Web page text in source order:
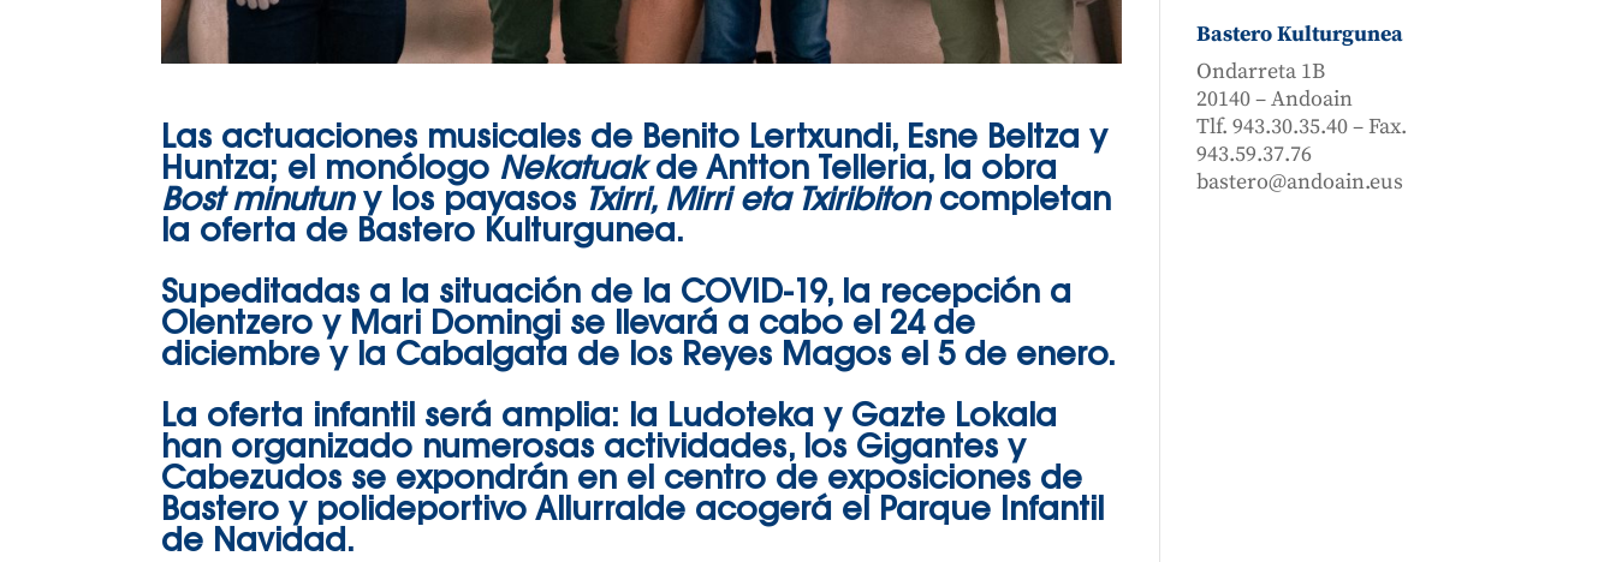
Las actuaciones musicales de Benito Lertxundi, Esne Beltza y
Huntza; el monólogo Nekatuakde Antton Telleria, la obra
Bost minutuny los payasos Txirri, Mirri eta Txiribitoncompletan
la oferta de Bastero Kulturgunea.
Supeditadas a la situación de la COVID-19, la recepción a
Olentzero y Mari Domingi se llevará a cabo el 24 de
diciembre y la Cabalgata de los Reyes Magos el 5 de enero.
La oferta infantil será amplia: la Ludoteka y Gazte Lokala
han organizado numerosas actividades, los Gigantes y
Cabezudos se expondrán en el centro de exposiciones de
Bastero y polideportivo Allurralde acogerá el Parque Infantil
de Navidad.
Bastero Kulturgunea
Ondarreta 1B
20140 – Andoain
Tlf. 943.30.35.40 – Fax.
943.59.37.76
bastero@andoain.eus